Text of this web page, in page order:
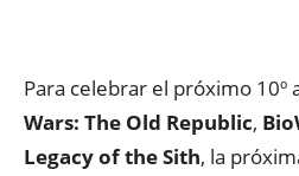
Para celebrar el próximo 10º
Wars: The Old Republic,
Legacy of the Sith, la